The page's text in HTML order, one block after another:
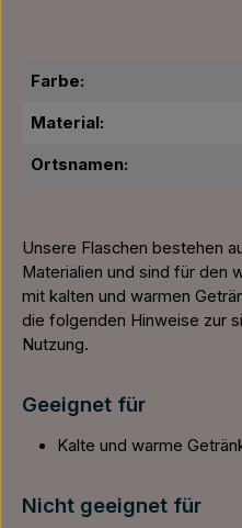
Farbe:
Material:
Ortsnamen:
Unsere Flaschen bestehen
Materialien und sind für den
mit kalten und warmen
die folgenden Hinweise zur
Nutzung.
Geeignet für
Kalte und warme
Nicht geeignet für